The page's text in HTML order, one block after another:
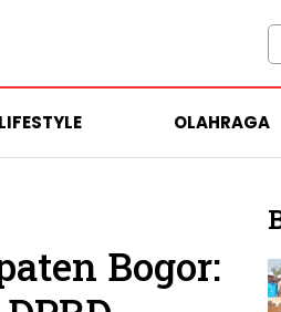
LIFESTYLE OLAHRAGA
Bogor: